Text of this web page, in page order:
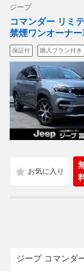
ジープ
コマンダー リミ
禁煙ワンオーナ
保証付 購入プラン付き
ジープ コマンダ